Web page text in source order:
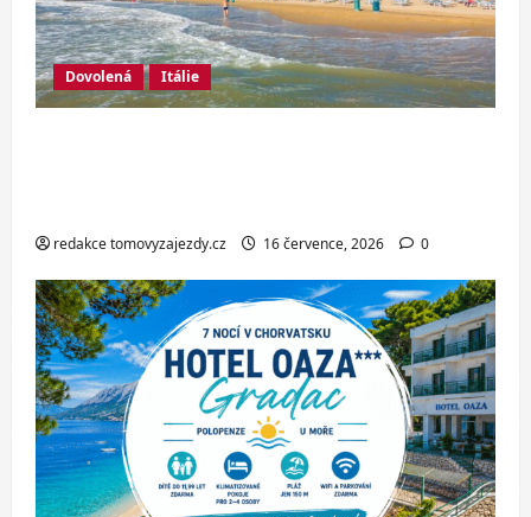
Dovolená Itálie
redakce tomovyzajezdy.cz 16 července, 2026 0